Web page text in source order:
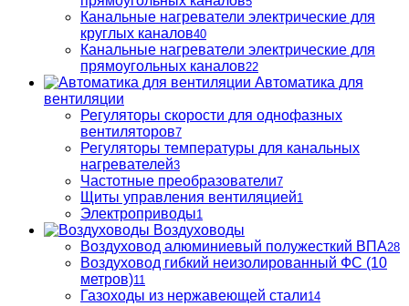
Канальные нагреватели электрические для
круглых каналов40
Канальные нагреватели электрические для
прямоугольных каналов22
Автоматика для
вентиляции
Регуляторы скорости для однофазных
вентиляторов7
Регуляторы температуры для канальных
нагревателей3
Частотные преобразователи7
Щиты управления вентиляцией1
Электроприводы1
Воздуховоды
Воздуховод алюминиевый полужесткий ВПА28
Воздуховод гибкий неизолированный ФС (10
метров)11
Газоходы из нержавеющей стали14